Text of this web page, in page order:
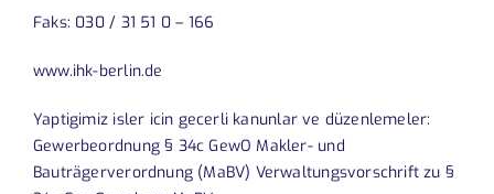
Faks: 030 / 31 51 0 – 166
www.ihk-berlin.de
Yaptigimiz isler icin gecerli kanunlar ve düzenlemeler:
Gewerbeordnung § 34c GewO Makler- und
Bauträgerverordnung (MaBV) Verwaltungsvorschrift zu §